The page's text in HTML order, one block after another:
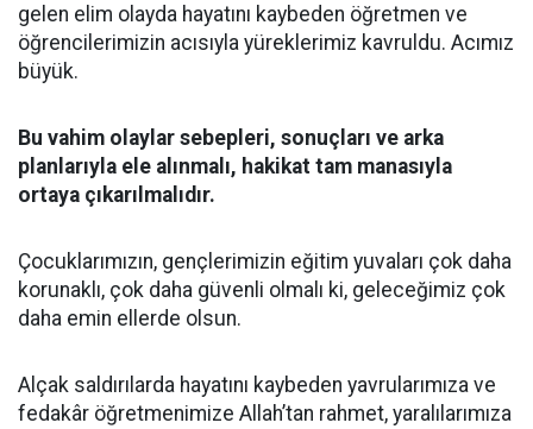
gelen elim olayda hayatını kaybeden öğretmen ve
öğrencilerimizin acısıyla yüreklerimiz kavruldu. Acımız
büyük.
Bu vahim olaylar sebepleri, sonuçları ve arka
planlarıyla ele alınmalı, hakikat tam manasıyla
ortaya çıkarılmalıdır.
Çocuklarımızın, gençlerimizin eğitim yuvaları çok daha
korunaklı, çok daha güvenli olmalı ki, geleceğimiz çok
daha emin ellerde olsun.
Alçak saldırılarda hayatını kaybeden yavrularımıza ve
fedakâr öğretmenimize Allah’tan rahmet, yaralılarımıza